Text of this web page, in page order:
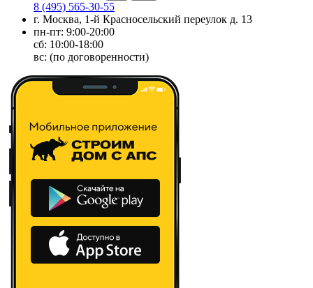
8 (495) 565-30-55
г. Москва, 1-й Красносельский переулок д. 13
пн-пт: 9:00-20:00
сб: 10:00-18:00
вс: (по договоренности)